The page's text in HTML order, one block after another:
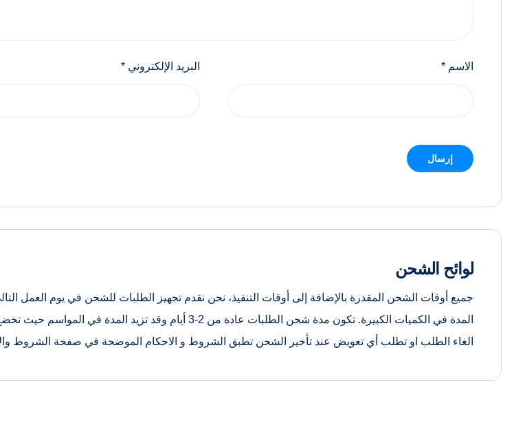
الاسم * البريد الإلكتروني *
لوائح الشحن
المدة في الكميات الكبيرة. تكون مدة شحن الطلبات عادة من 2-
الغاء الطلب او تطلب أي تعويض عند تأخير الشحن تطبق الشروط و الاحكام الموضحة في صفحة الشروط